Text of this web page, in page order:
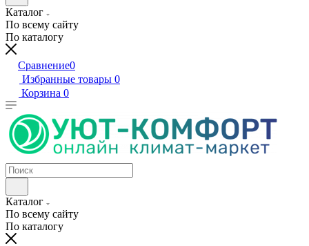
Каталог
По всему сайту
По каталогу
Сравнение0
Избранные товары 0
Корзина 0
Каталог
По всему сайту
По каталогу